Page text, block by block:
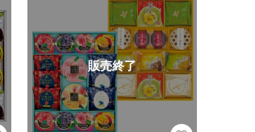
販売終了